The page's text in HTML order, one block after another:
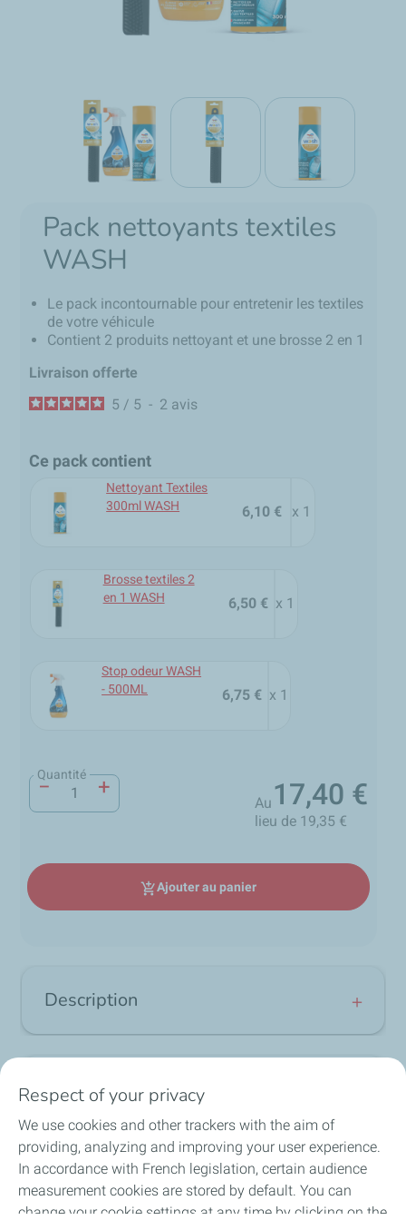
Pack nettoyants textiles
WASH
Le pack incontournable pour entretenir les textiles
de votre véhicule
Contient 2 produits nettoyant et une brosse 2 en 1
Livraison offerte
5 / 5 - 2 avis
Ce pack contient
Nettoyant Textiles
300ml WASH
6,10 € x 1
Brosse textiles 2
en 1 WASH
6,50 € x 1
Stop odeur WASH
- 500ML
6,75 € x 1
Quantité
− + Prix17,40 €
Au
lieu de 19,35 €
add_shopping_cartAjouter au panier
Description
l'intérieur de votre véhicule, il comprend :
Un nettoyant stop odeur
tenaces TotalEnergies Wash est spécialement
développé pour éliminer les odeurs tenaces
dans votre habitacles.
Unebrosse textiles 2 en 1: La Brosse 2 en 1
Intérieur TotalEnergies WASH est idéale pour
nettoyer les textiles de votre véhicule.
Avis
5/5
local_shipping
Expédition sous 24h en
group
Un équipe d'experts à
lock
Paiement sécurisé et
loop
Respect of your privacy
We use cookies and other trackers with the aim of
providing, analyzing and improving your user experience.
In accordance with French legislation, certain audience
measurement cookies are stored by default. You can
change your cookie settings at any time by clicking on the